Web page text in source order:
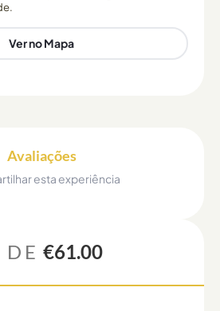
Ver no Mapa
Avaliações
esta experiência
DE €61.00